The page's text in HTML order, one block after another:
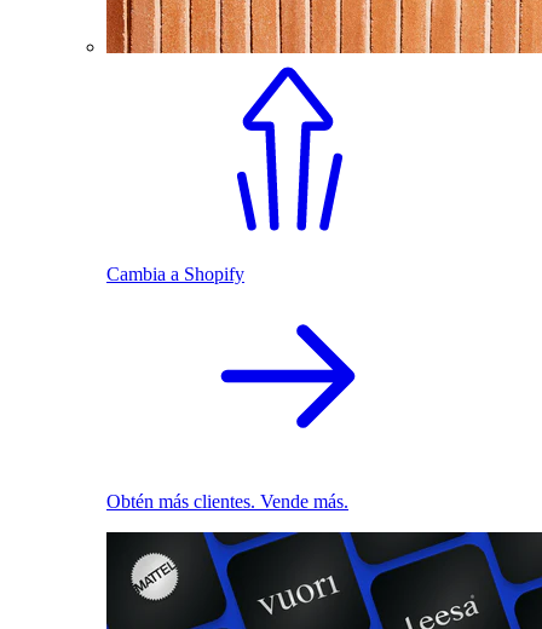
Cambia a Shopify
Obtén más clientes. Vende más.